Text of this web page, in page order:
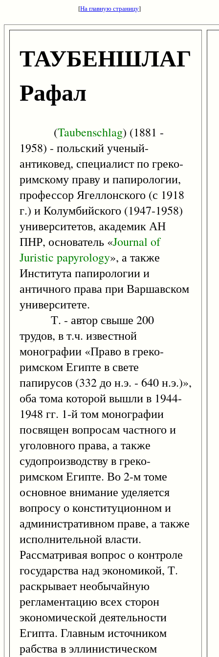
[На главную страницу]
ТАУБЕНШЛАГ
Рафал
(Taubenschlag) (1881 -
1958) - польский ученый-
антиковед, специалист по греко-
римскому праву и папирологии,
профессор Ягеллонского (с 1918
г.) и Колумбийского (1947-1958)
университетов, академик АН
ПНР, основатель «Journal of
Juristic papyrology», а также
Института папирологии и
античного права при Варшавском
университете.
Т. - автор свыше 200
трудов, в т.ч. известной
монографии «Право в греко-
римском Египте в свете
папирусов (332 до н.э. - 640 н.э.)»,
оба тома которой вышли в 1944-
1948 гг. 1-й том монографии
посвящен вопросам частного и
уголовного права, а также
судопроизводству в греко-
римском Египте. Во 2-м томе
основное внимание уделяется
вопросу о конституционном и
административном праве, а также
исполнительной власти.
Рассматривая вопрос о контроле
государства над экономикой, Т.
раскрывает необычайную
регламентацию всех сторон
экономической деятельности
Египта. Главным источником
рабства в эллинистическом